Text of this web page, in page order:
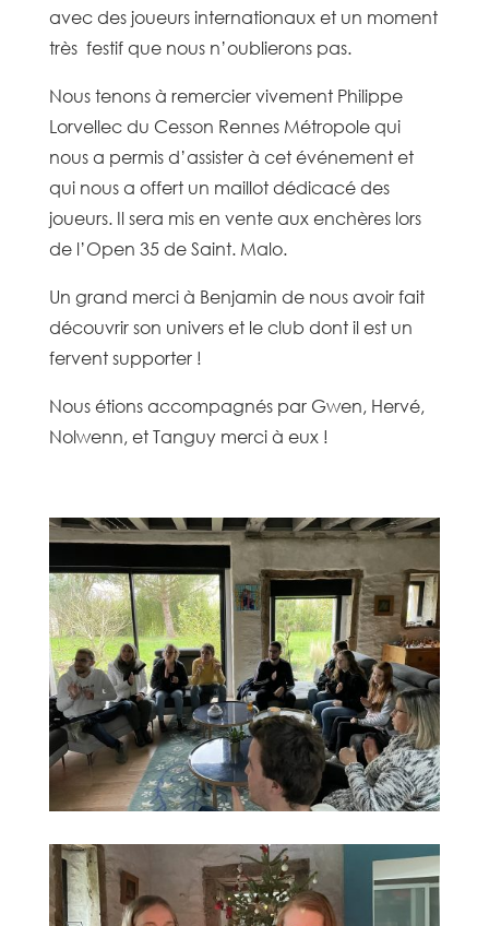
avec des joueurs internationaux et un moment
très festif que nous n’oublierons pas.
Nous tenons à remercier vivement Philippe
Lorvellec du Cesson Rennes Métropole qui
nous a permis d’assister à cet événement et
qui nous a offert un maillot dédicacé des
joueurs. Il sera mis en vente aux enchères lors
de l’Open 35 de Saint. Malo.
Un grand merci à Benjamin de nous avoir fait
découvrir son univers et le club dont il est un
fervent supporter !
Nous étions accompagnés par Gwen, Hervé,
Nolwenn, et Tanguy merci à eux !